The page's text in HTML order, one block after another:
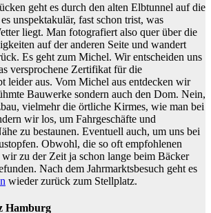
geht es durch den alten Elbtunnel auf die
unspektakulär, fast schon trist, was
liegt. Man fotografiert also quer über die
auf der anderen Seite und wandert
Es geht zum Michel. Wir entscheiden uns
versprochene Zertifikat für die
leider aus. Vom Michel aus entdecken wir
Bauwerke sondern auch den Dom. Nein,
vielmehr die örtliche Kirmes, wie man bei
wir los, um Fahrgeschäfte und
zu bestaunen. Eventuell auch, um uns bei
Obwohl, die so oft empfohlenen
zu der Zeit ja schon lange beim Bäcker
Nach dem Jahrmarktsbesuch geht es
wieder zurück zum Stellplatz.
Hamburg